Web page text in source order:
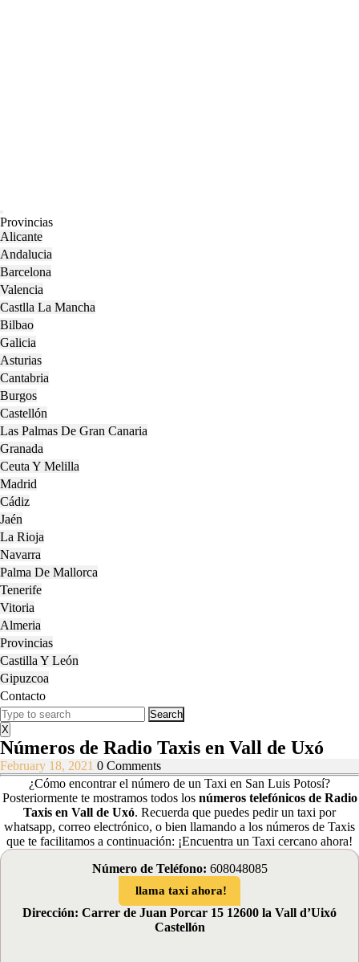
Open
Menu
Provincias
Alicante
Andalucia
Barcelona
Valencia
Castlla La Mancha
Bilbao
Galicia
Asturias
Cantabria
Burgos
Castellón
Las Palmas De Gran Canaria
Granada
Ceuta Y Melilla
Madrid
Cádiz
Jaén
La Rioja
Navarra
Palma De Mallorca
Tenerife
Vitoria
Almeria
Provincias
Castilla Y León
Gipuzcoa
Contacto
Close
Menu
Search
for:
X
Números de Radio Taxis en Vall de Uxó
February 18, 2021 February
18,
2021
0 Comments
¿Cómo encontrar el número de un Taxi en San Luis Potosí?
Posteriormente te mostramos todos los números telefónicos de Radio
Taxis en Vall de Uxó. Recuerda que puedes pedir un taxi por
whatsapp, correo electrónico, o bien llamando a los números de Taxis
que te facilitamos a continuación: ¡Encuentra un Taxi cercano ahora!
Número de Teléfono: 608048085
llama taxi ahora!
Dirección: Carrer de Juan Porcar 15 12600 la Vall d’Uixó
Castellón